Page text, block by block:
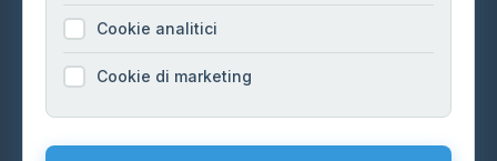
Cookie Policy
Preferenze Cookie
Mappa del sito
Cookie analitici
Cookie di marketing